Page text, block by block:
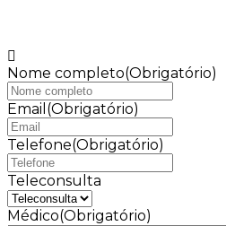
Nome completo(Obrigatório)
Email (Obrigatório)
Telefone(Obrigatório)
Teleconsulta
Médico(Obrigatório)